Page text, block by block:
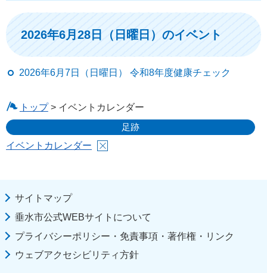
2026年6月28日（日曜日）のイベント
2026年6月7日（日曜日） 令和8年度健康チェック
トップ> イベントカレンダー
足跡
イベントカレンダー
サイトマップ
垂水市公式WEBサイトについて
プライバシーポリシー・免責事項・著作権・リンク
ウェブアクセシビリティ方針